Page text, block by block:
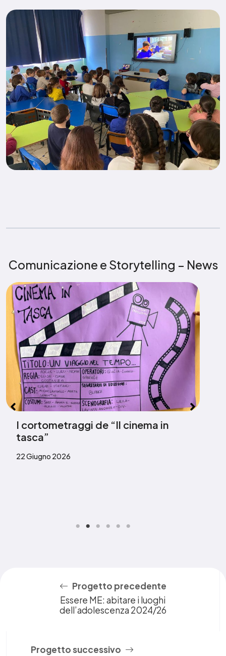
Comunicazione e Storytelling – News
I cortometraggi de “Il cinema in
tasca”
22 Giugno 2026
Progetto precedente
Essere ME: abitare i luoghi
dell’adolescenza 2024/26
Progetto successivo